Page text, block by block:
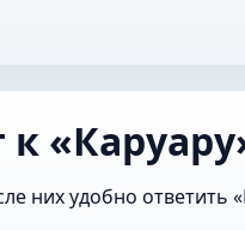
них удобно ответить